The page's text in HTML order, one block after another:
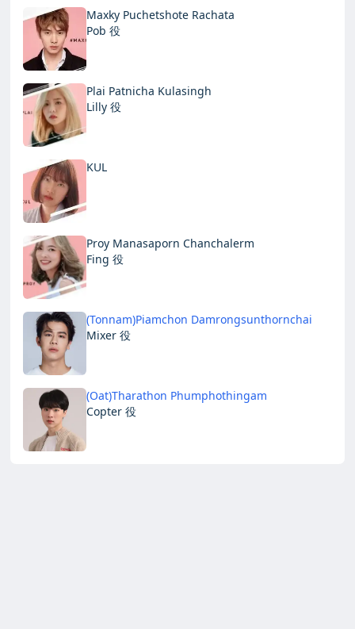
Maxky Puchetshote Rachata
Pob 役
Plai Patnicha Kulasingh
Lilly 役
KUL
Proy Manasaporn Chanchalerm
Fing 役
(Tonnam)Piamchon Damrongsunthornchai
Mixer 役
(Oat)Tharathon Phumphothingam
Copter 役